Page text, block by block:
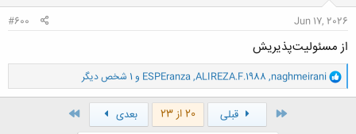
Jun 17, 2026
#600
از مسئولیت‌پذیریش
و
ا
ک
naghmeirani
,
ALIREZA.F.1988
,
ESPEranza و 1 شخص دیگر
قبلی 20 از 23 بعدی